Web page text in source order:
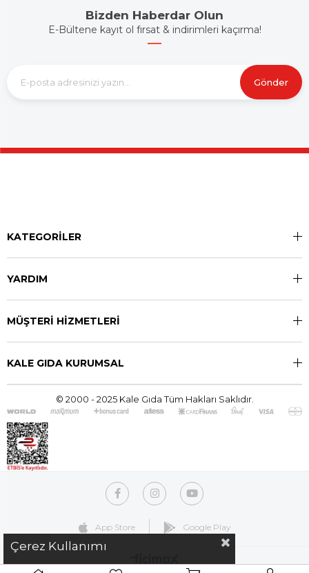
Bizden Haberdar Olun
E-Bültene kayıt ol fırsat & indirimleri kaçırma!
Gönder
KATEGORİLER
YARDIM
MÜŞTERİ HİZMETLERİ
KALE GIDA KURUMSAL
© 2000 - 2025 Kale Gıda Tüm Hakları Saklıdır.
App Store Google Play
Çerez Kullanımı